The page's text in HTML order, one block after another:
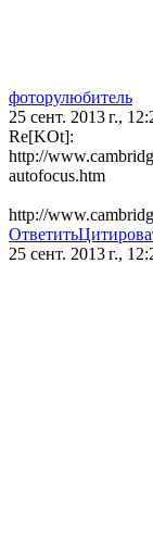
фоторулюбитель
25 сент. 2013 г.,
Re[KOt]:
http://
autofocus.htm
http://
Ответить
25 сент. 2013 г.,